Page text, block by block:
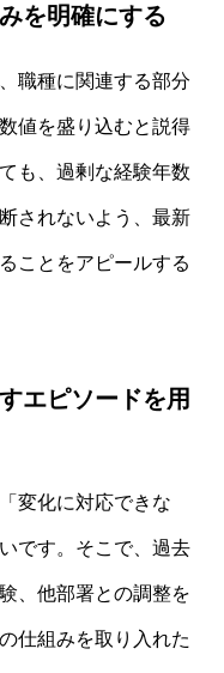
を明確にする
職種に関連する部分
値を盛り込むと説得
も、過剰な経験年数
されないよう、最新
ことをアピールする
エピソードを用
変化に対応できな
です。そこで、過去
、他部署との調整を
仕組みを取り入れた